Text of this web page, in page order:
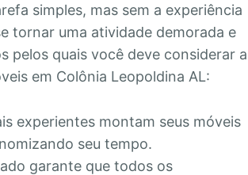
simples, mas sem a experiência
tornar uma atividade demorada e
pelos quais você deve considerar a
em Colônia Leopoldina AL:
experientes montam seus móveis
seu tempo.
garante que todos os